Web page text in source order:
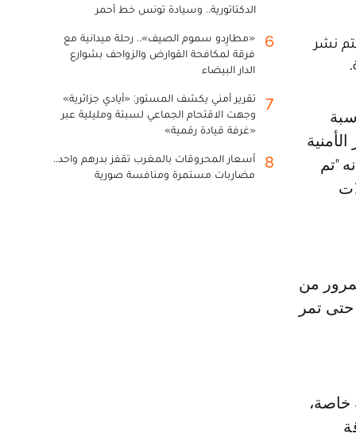
إذ سيتم نشر
"تم
من
تمر
خاصة،
الدكتاتورية.. وسيادة تونس خط أحمر
6
«مطارِدو سموم الصيف».. رحلة ميدانية مع
فرقة لمكافحة القوارض والزواحف بشوارع
الدار البيضاء
7
تقرير أمني يكشف المستور: «أيادي جزائرية»
وجهت الاقتحام الجماعي لسبتة ومليلية عبر
«غرفة قيادة رقمية»
8
أسعار المحروقات بالمغرب تقفز بدرهم واحد..
مضاربات مستمرة ومنافسة صورية